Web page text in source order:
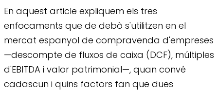
En aquest article expliquem els tres
enfocaments que de debò s'utilitzen en el
mercat espanyol de compravenda d'empreses
—descompte de fluxos de caixa (DCF), múltiples
d'EBITDA i valor patrimonial—, quan convé
cadascun i quins factors fan que dues